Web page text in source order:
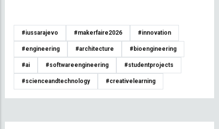
#iussarajevo #makerfaire2026 #innovation
#engineering #architecture #bioengineering
#ai #softwareengineering #studentprojects
#scienceandtechnology #creativelearning